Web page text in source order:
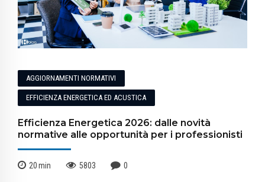
AGGIORNAMENTI NORMATIVI
EFFICIENZA ENERGETICA ED ACUSTICA
Efficienza Energetica 2026: dalle novità
normative alle opportunità per i professionisti
20min 5803 0